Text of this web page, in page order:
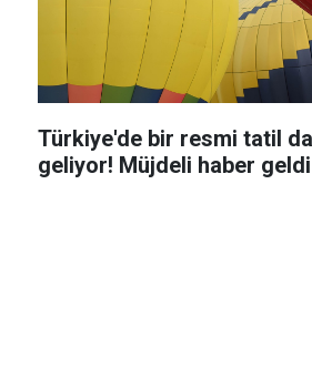
Türkiye'de bir resmi tatil
geliyor! Müjdeli haber geldi